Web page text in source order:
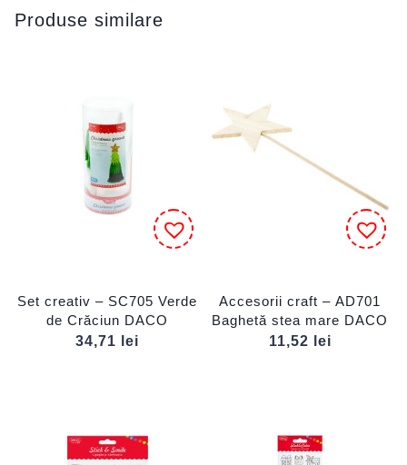
Produse similare
Set creativ – SC705 Verde
de Crăciun DACO
34,71
lei
Accesorii craft – AD701
Baghetă stea mare DACO
11,52
lei